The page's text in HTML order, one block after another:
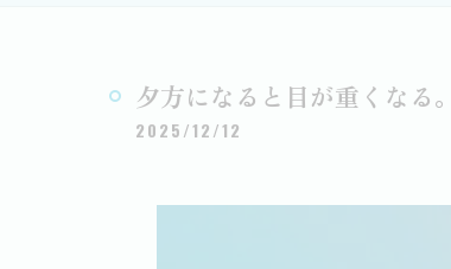
夕方になると目が重くなる。
2025/12/12